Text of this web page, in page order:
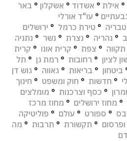
° אילת ° אשדוד ° אשקלון ° באר
° עו"ד אורלי
טבריה ° טירת כרמל ° ירושלים
° נהריה ° נצרת ° נשר ° נתניה
° צפת ° קרית אונו ° קרית
לציון ° רחובות ° רמת גן ° תל
ביטחון ° בריאות ° גאווה ° גוש דן
° חדשות ° חוק ומשפט ° חינוך
° כסף וצרכנות ° מומלצים
° מחוז ירושלים ° מחוז מרכז
° ספורט ° עולם ° פוליטיקה
ופרסום ° תקשורת ° תרבות ° מה